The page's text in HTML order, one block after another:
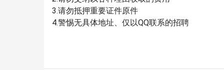
3.请勿抵押重要证件原件
4.警惕无具体地址、仅以QQ联系的招聘